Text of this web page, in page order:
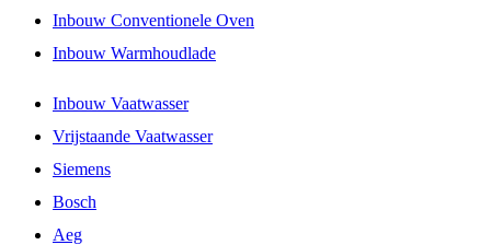
Inbouw Conventionele Oven
Inbouw Warmhoudlade
Inbouw Vaatwasser
Vrijstaande Vaatwasser
Siemens
Bosch
Aeg